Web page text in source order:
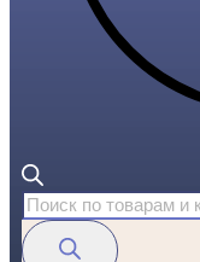
Поиск
товаров